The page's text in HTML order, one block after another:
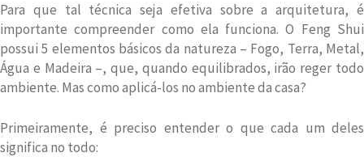
Para que tal técnica seja efetiva sobre a arquitetura, é
importante compreender como ela funciona. O Feng Shui
possui 5 elementos básicos da natureza – Fogo, Terra, Metal,
Água e Madeira –, que, quando equilibrados, irão reger todo
ambiente. Mas como aplicá-los no ambiente da casa?
Primeiramente, é preciso entender o que cada um deles
significa no todo: